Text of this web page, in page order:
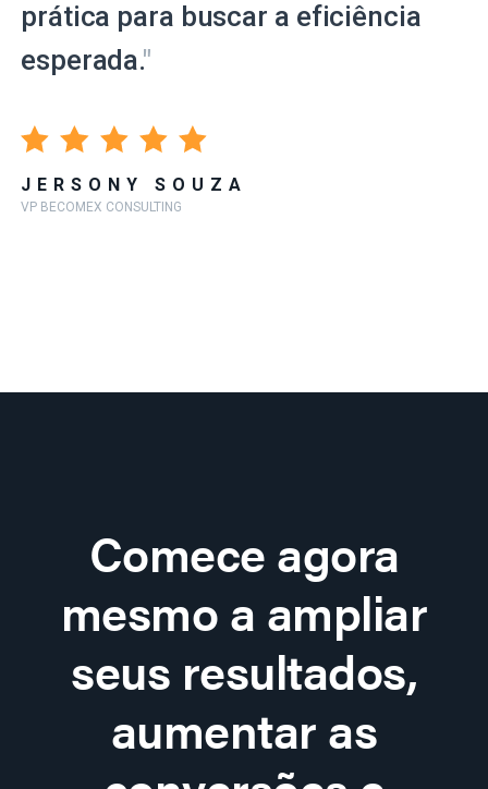
prática para buscar a eficiência
esperada."
JERSONY SOUZA
VP BECOMEX CONSULTING
Comece agora
mesmo a ampliar
seus resultados,
aumentar as